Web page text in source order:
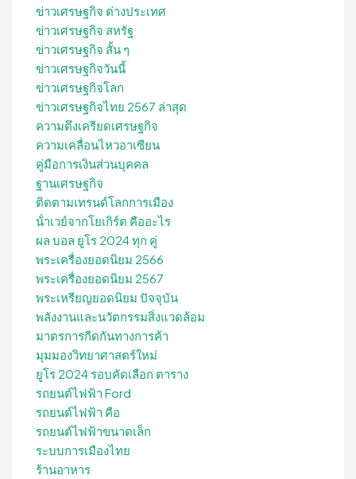
ข่าวเศรษฐกิจ ต่างประเทศ
ข่าวเศรษฐกิจ สหรัฐ
ข่าวเศรษฐกิจ สั้น ๆ
ข่าวเศรษฐกิจวันนี้
ข่าวเศรษฐกิจโลก
ข่าวเศรษฐกิจไทย 2567 ล่าสุด
ความตึงเครียดเศรษฐกิจ
ความเคลื่อนไหวอาเซียน
คู่มือการเงินส่วนบุคคล
ฐานเศรษฐกิจ
ติดตามเทรนด์โลกการเมือง
น้ําเวย์จากโยเกิร์ต คืออะไร
ผล บอล ยูโร 2024 ทุก คู่
พระเครื่องยอดนิยม 2566
พระเครื่องยอดนิยม 2567
พระเหรียญยอดนิยม ปัจจุบัน
พลังงานและนวัตกรรมสิ่งแวดล้อม
มาตรการกีดกันทางการค้า
มุมมองวิทยาศาสตร์ใหม่
ยูโร 2024 รอบคัดเลือก ตาราง
รถยนต์ไฟฟ้า Ford
รถยนต์ไฟฟ้า คือ
รถยนต์ไฟฟ้าขนาดเล็ก
ระบบการเมืองไทย
ร้านอาหาร